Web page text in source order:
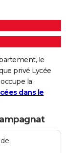
le
privé Lycée
la
dans le